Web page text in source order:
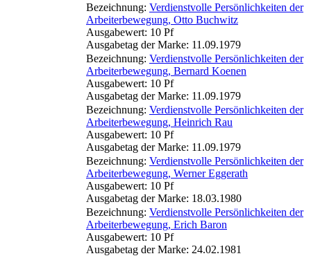
Bezeichnung: Verdienstvolle Persönlichkeiten der
Arbeiterbewegung, Otto Buchwitz
Ausgabewert: 10 Pf
Ausgabetag der Marke: 11.09.1979
Bezeichnung: Verdienstvolle Persönlichkeiten der
Arbeiterbewegung, Bernard Koenen
Ausgabewert: 10 Pf
Ausgabetag der Marke: 11.09.1979
Bezeichnung: Verdienstvolle Persönlichkeiten der
Arbeiterbewegung, Heinrich Rau
Ausgabewert: 10 Pf
Ausgabetag der Marke: 11.09.1979
Bezeichnung: Verdienstvolle Persönlichkeiten der
Arbeiterbewegung, Werner Eggerath
Ausgabewert: 10 Pf
Ausgabetag der Marke: 18.03.1980
Bezeichnung: Verdienstvolle Persönlichkeiten der
Arbeiterbewegung, Erich Baron
Ausgabewert: 10 Pf
Ausgabetag der Marke: 24.02.1981